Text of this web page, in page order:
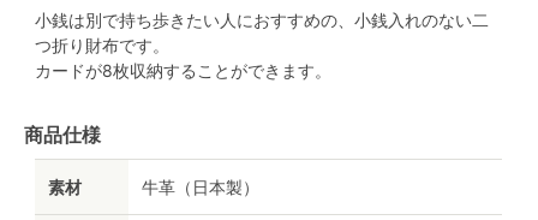
小銭は別で持ち歩きたい人におすすめの、小銭入れのない二
つ折り財布です。
カードが8枚収納することができます。
商品仕様
素材 牛革（日本製）